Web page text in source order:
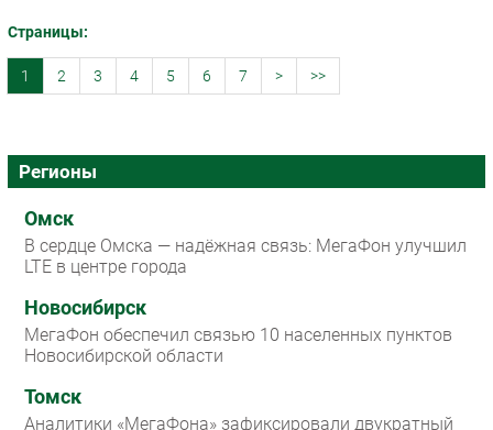
Страницы:
1 2 3 4 5 6 7 > >>
Регионы
Омск
В сердце Омска — надёжная связь: МегаФон улучшил
LTE в центре города
Новосибирск
МегаФон обеспечил связью 10 населенных пунктов
Новосибирской области
Томск
Аналитики «МегаФона» зафиксировали двукратный